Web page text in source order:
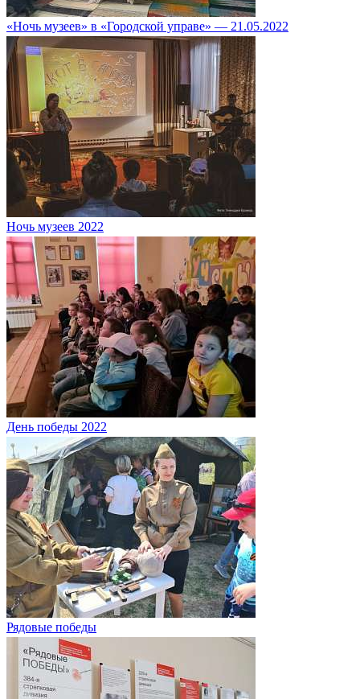
«Ночь музеев» в «Городской управе» — 21.05.2022
Ночь музеев 2022
День победы 2022
Рядовые победы